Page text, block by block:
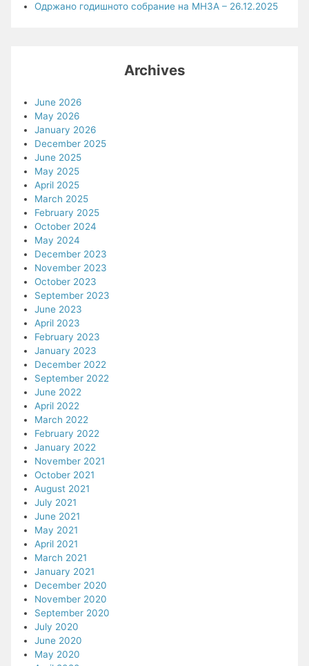
Одржано годишното собрание на МНЗА – 26.12.2025
Archives
June 2026
May 2026
January 2026
December 2025
June 2025
May 2025
April 2025
March 2025
February 2025
October 2024
May 2024
December 2023
November 2023
October 2023
September 2023
June 2023
April 2023
February 2023
January 2023
December 2022
September 2022
June 2022
April 2022
March 2022
February 2022
January 2022
November 2021
October 2021
August 2021
July 2021
June 2021
May 2021
April 2021
March 2021
January 2021
December 2020
November 2020
September 2020
July 2020
June 2020
May 2020